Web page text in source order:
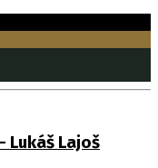
Lukáš Lajoš